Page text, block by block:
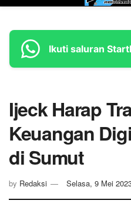
Ikuti saluran
Ijeck Harap
Keuangan
di Sumut
by Redaksi Selasa, 9 Mei